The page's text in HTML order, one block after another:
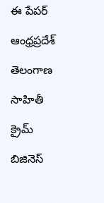
ఈ పేపర్
ఆంధ్రప్రదేశ్
తెలంగాణ
సాహితీ
క్రైమ్
బిజినెస్